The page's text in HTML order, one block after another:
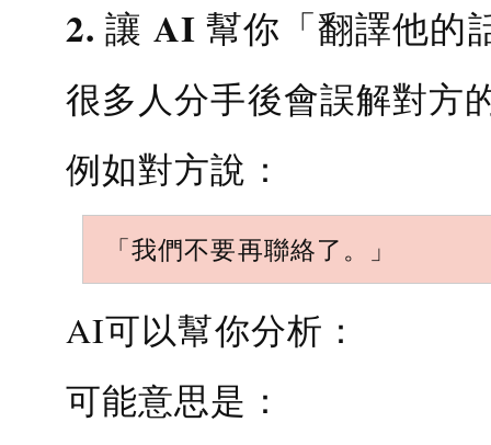
2. 讓 AI 幫你「翻譯他的
很多人分手後會誤解對方
例如對方說：
「我們不要再聯絡了。」
AI可以幫你分析：
可能意思是：